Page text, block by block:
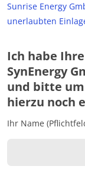
Sunrise Energy
unerlaubten
Ich habe
SynEnergy
und bitte
hierzu noch
Ihr Name